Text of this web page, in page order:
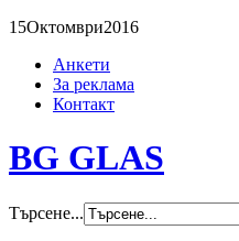
15Октомври2016
Анкети
За реклама
Контакт
BG GLAS
Търсене...